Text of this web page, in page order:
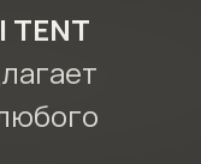
TENT